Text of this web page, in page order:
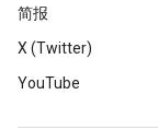
简报
X (Twitter)
YouTube